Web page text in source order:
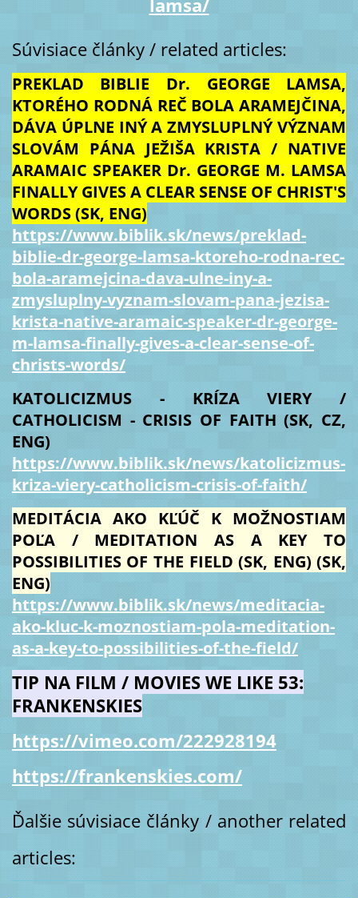
lamsa/
Súvisiace články / related articles:
PREKLAD BIBLIE Dr. GEORGE LAMSA,
KTORÉHO RODNÁ REČ BOLA ARAMEJČINA,
DÁVA ÚPLNE INÝ A ZMYSLUPLNÝ VÝZNAM
SLOVÁM PÁNA JEŽIŠA KRISTA / NATIVE
ARAMAIC SPEAKER Dr. GEORGE M. LAMSA
FINALLY GIVES A CLEAR SENSE OF CHRIST'S
WORDS (SK, ENG)
https://www.biblik.sk/news/preklad-
biblie-dr-george-lamsa-ktoreho-rodna-rec-
bola-aramejcina-dava-ulne-iny-a-
zmysluplny-vyznam-slovam-pana-jezisa-
krista-native-aramaic-speaker-dr-george-
m-lamsa-finally-gives-a-clear-sense-of-
christs-words/
KATOLICIZMUS - KRÍZA VIERY /
CATHOLICISM - CRISIS OF FAITH (SK, CZ,
ENG)
https://www.biblik.sk/news/katolicizmus-
kriza-viery-catholicism-crisis-of-faith/
MEDITÁCIA AKO KĽÚČ K MOŽNOSTIAM
POĽA / MEDITATION AS A KEY TO
POSSIBILITIES OF THE FIELD (SK, ENG) (SK,
ENG)
https://www.biblik.sk/news/meditacia-
ako-kluc-k-moznostiam-pola-meditation-
as-a-key-to-possibilities-of-the-field/
TIP NA FILM / MOVIES WE LIKE 53:
FRANKENSKIES
https://vimeo.com/222928194
https://frankenskies.com/
Ďalšie súvisiace články / another related
articles: